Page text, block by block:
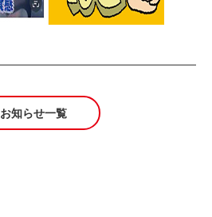
お知らせ一覧